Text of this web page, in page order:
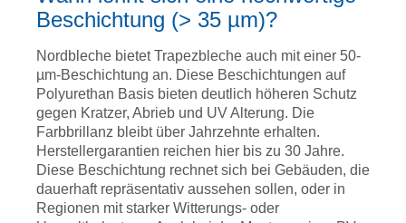
Beschichtung (> 35 µm)?
Nordbleche bietet Trapezbleche auch mit einer 50-
µm-Beschichtung an. Diese Beschichtungen auf
Polyurethan Basis bieten deutlich höheren Schutz
gegen Kratzer, Abrieb und UV Alterung. Die
Farbbrillanz bleibt über Jahrzehnte erhalten.
Herstellergarantien reichen hier bis zu 30 Jahre.
Diese Beschichtung rechnet sich bei Gebäuden, die
dauerhaft repräsentativ aussehen sollen, oder in
Regionen mit starker Witterungs- oder